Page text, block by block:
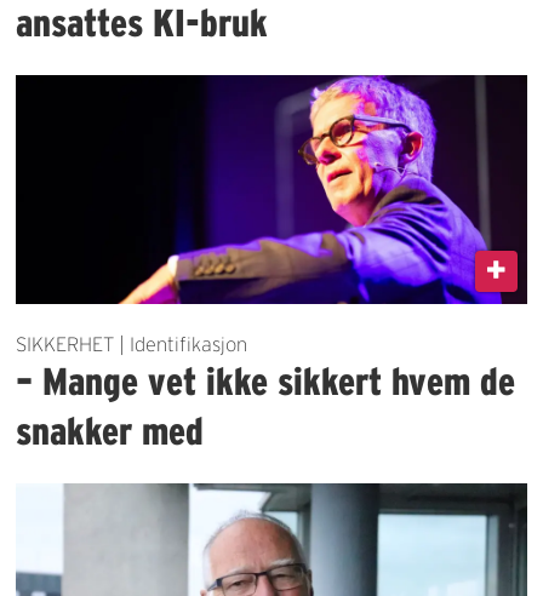
ansattes KI-bruk
SIKKERHET | Identifikasjon
– Mange vet ikke sikkert hvem de
snakker med